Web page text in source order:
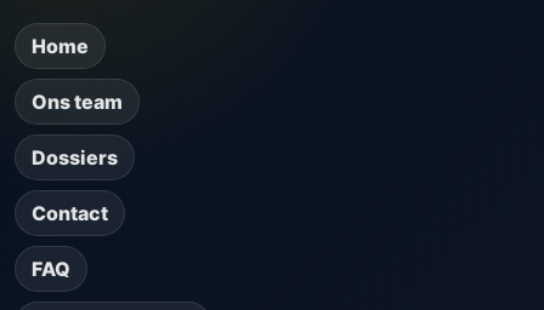
Home
Ons team
Dossiers
Contact
FAQ